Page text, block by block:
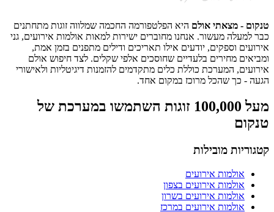
טנקום - מצאתי אולם היא הפלטפורמה החכמה שמלווה זוגות מתחתנים
כבר למעלה מעשור. אנחנו מחוברים ישירות למאות אולמות אירועים, גני
אירועים וספקים, יודעים אילו תאריכים ודילים מתפנים בזמן אמת,
ומביאים מחירים בלעדיים שחוסכים אלפי שקלים. לצד חיפוש אולם
אירועים, המערכת כוללת כלים מתקדמים להזמנות דיגיטליות ולאישורי
הגעה - כך שהכל מרוכז במקום אחד.
מעל 100,000 זוגות השתמשו במערכת של
טנקום
קטגוריות מובילות
אולמות אירועים
אולמות אירועים בצפון
אולמות אירועים בשרון
אולמות אירועים במרכז